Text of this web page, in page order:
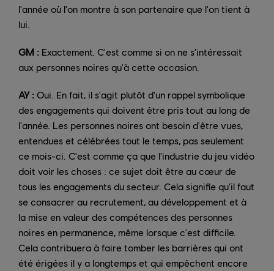
l'année où l'on montre à son partenaire que l'on tient à
lui.
GM : Exactement. C'est comme si on ne s'intéressait
aux personnes noires qu'à cette occasion.
AY : Oui. En fait, il s'agit plutôt d'un rappel symbolique
des engagements qui doivent être pris tout au long de
l'année. Les personnes noires ont besoin d'être vues,
entendues et célébrées tout le temps, pas seulement
ce mois-ci. C'est comme ça que l'industrie du jeu vidéo
doit voir les choses : ce sujet doit être au cœur de
tous les engagements du secteur. Cela signifie qu'il faut
se consacrer au recrutement, au développement et à
la mise en valeur des compétences des personnes
noires en permanence, même lorsque c'est difficile.
Cela contribuera à faire tomber les barrières qui ont
été érigées il y a longtemps et qui empêchent encore